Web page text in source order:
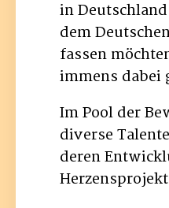
in
dem
fassen
immens dabei
Im Pool der
diverse
deren